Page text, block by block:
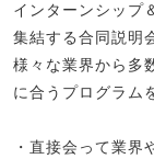
インターンシップ
集結する合同説明
様々な業界から多
に合うプログラム
・直接会って業界